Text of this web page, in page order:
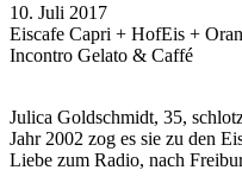
10. Juli 2017
Eiscafe Capri + HofEis +
Incontro Gelato & Caffé
Julica Goldschmidt, 35,
Jahr 2002 zog es sie zu den
Liebe zum Radio, nach